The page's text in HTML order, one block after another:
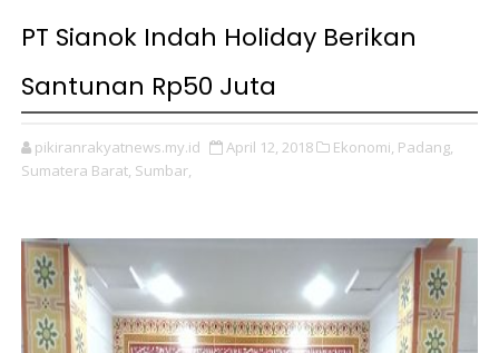
PT Sianok Indah Holiday Berikan
Santunan Rp50 Juta
pikiranrakyatnews.my.id April 12, 2018 Ekonomi, Padang,
Sumatera Barat, Sumbar,